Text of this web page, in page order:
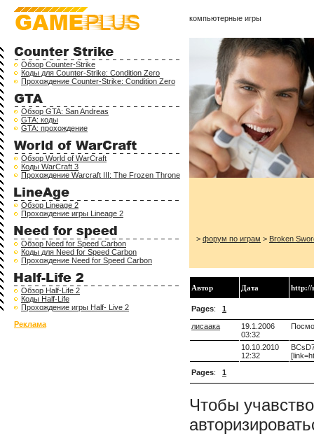
Обзор Counter-Strike
Коды для Counter-Strike: Condition Zero
Прохождение Counter-Strike: Condition Zero
Обзор GTA: San Andreas
GTA: коды
GTA: прохождение
Обзор World of WarCraft
Коды WarCraft 3
Прохождение Warcraft III: The Frozen Throne
Обзор Lineage 2
Прохождение игры Lineage 2
Обзор Need for Speed Carbon
Коды для Need for Speed Carbon
Прохождение Need for Speed Carbon
Обзор Half-Life 2
Коды Half-Life
Прохождение игры Half- Live 2
Реклама
компьютерные игры
> форум по играм > Broken
Автор Дата http://
Pages: 1
лисаака
19.1.2006
03:32
10.10.2010
12:32
Pages: 1
Чтобы